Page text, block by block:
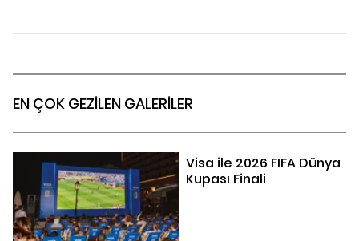
EN ÇOK GEZİLEN GALERİLER
Visa ile 2026 FIFA Dünya
Kupası Finali